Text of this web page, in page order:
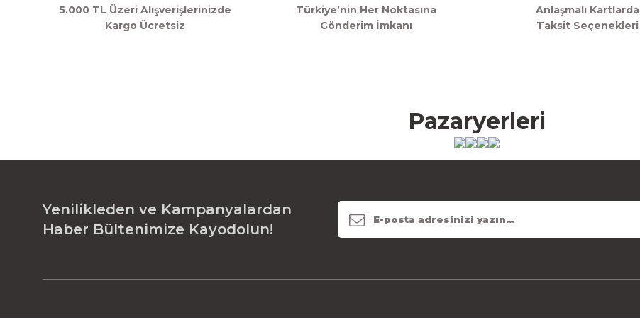
5.000 TL Üzeri Alışverişlerinizde
Kargo Ücretsiz
Türkiye’nin Her Noktasına
Gönderim İmkanı
Anlaşmalı Kartlarda
Taksit Seçenekleri
Pazaryerleri
Yenilikleden ve Kampanyalardan
Haber Bültenimize Kayodolun!